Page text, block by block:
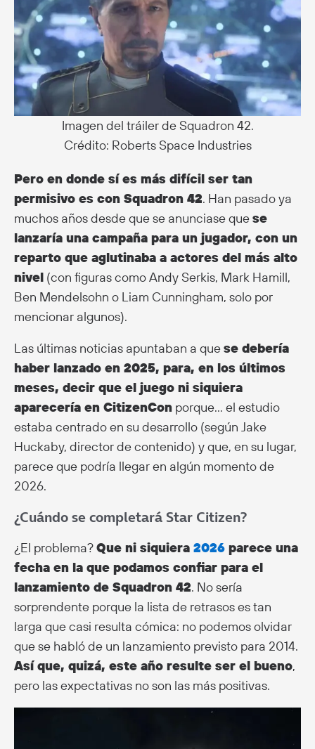
Imagen del tráiler de Squadron 42.
Crédito: Roberts Space Industries
Pero en donde sí es más difícil ser tan
permisivo es con Squadron 42. Han pasado ya
muchos años desde que se anunciase quese
lanzaría una campaña para un jugador, con un
reparto que aglutinaba a actores del más alto
nivel (con figuras como Andy Serkis, Mark Hamill,
Ben Mendelsohn o Liam Cunningham, solo por
mencionar algunos).
Las últimas noticias apuntaban a quese debería
haber lanzado en 2025, para, en los últimos
meses, decir que el juego ni siquiera
aparecería en CitizenCon porque… el estudio
estaba centrado en su desarrollo (según Jake
Huckaby, director de contenido) y que, en su lugar,
parece que podría llegar en algún momento de
2026.
¿Cuándo se completará Star Citizen?
¿El problema?Que ni siquiera 2026 parece una
fecha en la que podamos confiar para el
lanzamiento de Squadron 42. No sería
sorprendente porque la lista de retrasos es tan
larga que casi resulta cómica: no podemos olvidar
que se habló de un lanzamiento previsto para 2014.
Así que, quizá, este año resulte ser el bueno,
pero las expectativas no son las más positivas.